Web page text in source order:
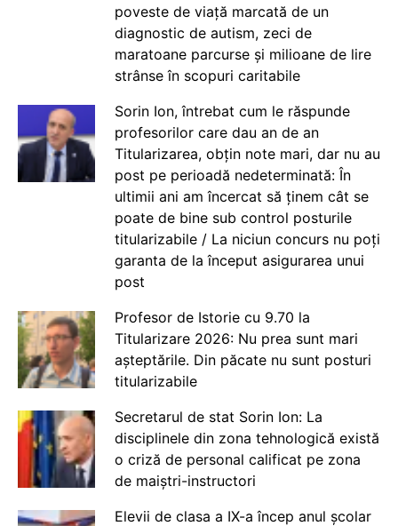
poveste de viață marcată de un
diagnostic de autism, zeci de
maratoane parcurse și milioane de lire
strânse în scopuri caritabile
Sorin Ion, întrebat cum le răspunde
profesorilor care dau an de an
Titularizarea, obțin note mari, dar nu au
post pe perioadă nedeterminată: În
ultimii ani am încercat să ținem cât se
poate de bine sub control posturile
titularizabile / La niciun concurs nu poți
garanta de la început asigurarea unui
post
Profesor de Istorie cu 9.70 la
Titularizare 2026: Nu prea sunt mari
așteptările. Din păcate nu sunt posturi
titularizabile
Secretarul de stat Sorin Ion: La
disciplinele din zona tehnologică există
o criză de personal calificat pe zona
de maiștri-instructori
Elevii de clasa a IX-a încep anul școlar